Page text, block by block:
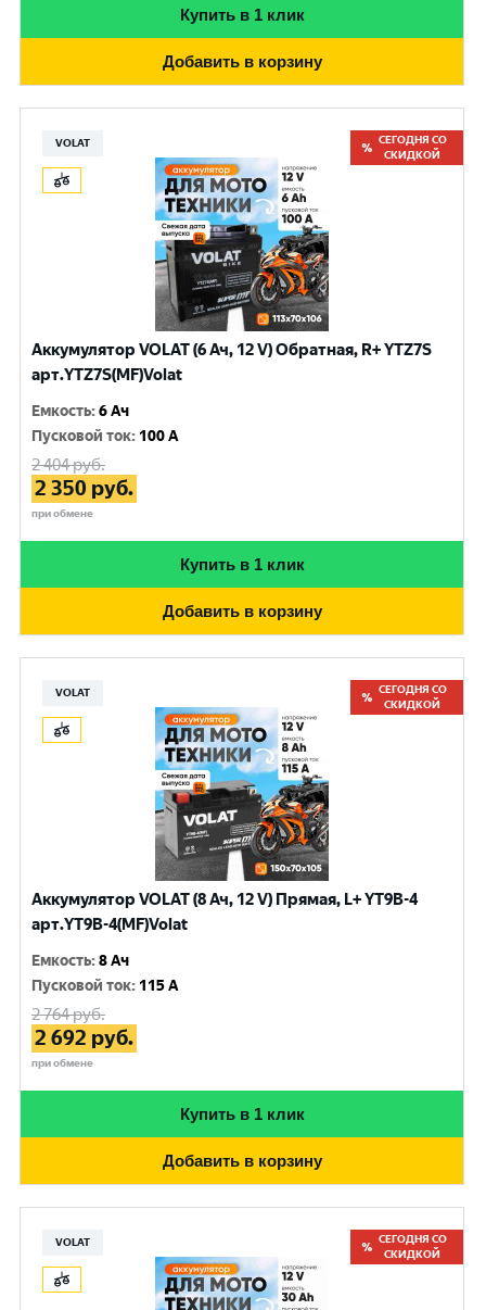
Купить в 1 клик
Добавить в корзину
VOLAT
СЕГОДНЯ СО
СКИДКОЙ
Аккумулятор VOLAT (6 Ач, 12 V) Обратная, R+ YTZ7S
арт.YTZ7S(MF)Volat
Емкость:6 Ач
Пусковой ток: 100 A
2 404руб.
2 350 руб.
при обмене
Купить в 1 клик
Добавить в корзину
VOLAT
СЕГОДНЯ СО
СКИДКОЙ
Аккумулятор VOLAT (8 Ач, 12 V) Прямая, L+ YT9B-4
арт.YT9B-4(MF)Volat
Емкость:8 Ач
Пусковой ток: 115 A
2 764руб.
2 692 руб.
при обмене
Купить в 1 клик
Добавить в корзину
VOLAT
СЕГОДНЯ СО
СКИДКОЙ